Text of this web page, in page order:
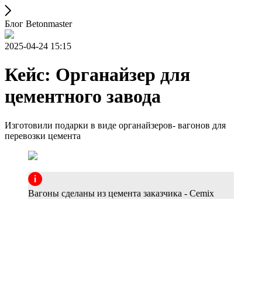
Блог Betonmaster
2025-04-24 15:15
Кейс: Органайзер для
цементного завода
Изготовили подарки в виде органайзеров- вагонов для
перевозки цемента
Вагоны сделаны из цемента заказчика - Cemix